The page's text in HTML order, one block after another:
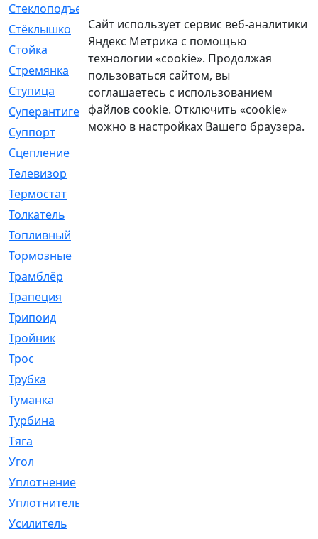
Стеклоподъемник
Стёклышко
[20]
Стойка
[969]
Стремянка
[46]
Ступица
[775]
Суперантигель
[3]
Суппорт
[198]
Сцепление
Телевизор
Термостат
Толкатель
Топливный
Тормозные
Трамблёр
Трапеция
Трипоид
Тройник
Трос
Трубка
Туманка
Турбина
Тяга
Угол
Уплотнение
Уплотнитель
Усилитель
Сайт использует сервис веб-аналитики
Яндекс Метрика с помощью
технологии «cookie». Продолжая
пользоваться сайтом, вы
соглашаетесь с использованием
файлов cookie. Отключить «cookie»
можно в настройках Вашего браузера.